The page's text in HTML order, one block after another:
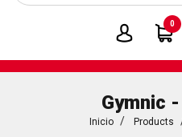
0
Gymnic
Inicio Products